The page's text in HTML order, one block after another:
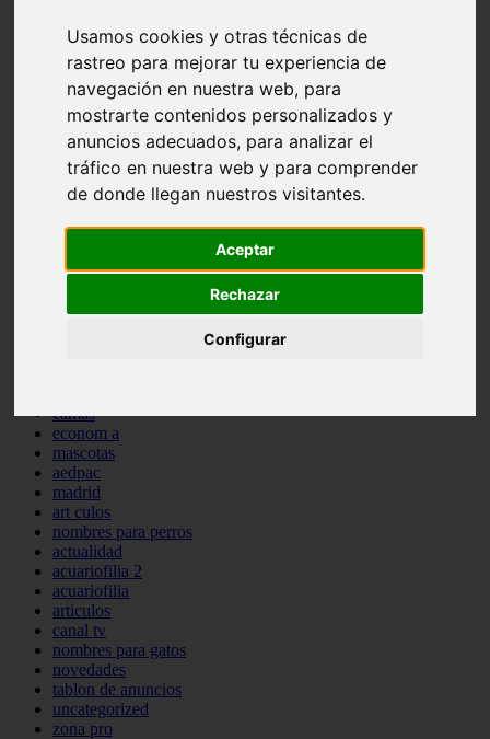
Usamos cookies y otras técnicas de
rastreo para mejorar tu experiencia de
navegación en nuestra web, para
mostrarte contenidos personalizados y
anuncios adecuados, para analizar el
tráfico en nuestra web y para comprender
de donde llegan nuestros visitantes.
Aceptar
Rechazar
Configurar
protagonistas
reptiles
adopci n
ferias
higiene
snacks
acuario
iberzoo propet
estanques
conejos
navidad
camas
econom a
mascotas
aedpac
madrid
art culos
nombres para perros
actualidad
acuariofilia 2
acuariofilia
articulos
canal tv
nombres para gatos
novedades
tablon de anuncios
uncategorized
zona pro